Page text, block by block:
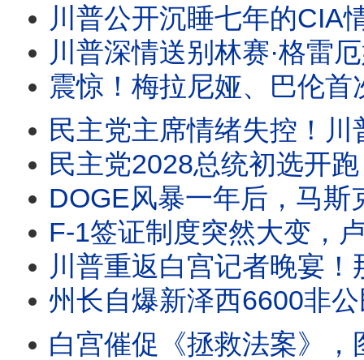
川普公开沉睡七年的CIA情报！福克斯追查联邦记录，竟拼出一幅惊
川普深情送别林赛·格雷厄姆！莱温斯基为何公开感谢他？一篇悼文引爆舆
震惊！梅拉尼娅、巴伦首次成伊朗暗S目标。川普与图恩公开交锋
民主党主席情绪失控！川普为何猛攻CNN记者？真正
民主党2028总统初选开跑？南卡取代爱荷华成第一站，哈里斯、纽森提前布
DOGE风暴一年后，马斯克首次谈那段经历。90分钟专访，他没有
F-1签证制度突然大变，卢比奥对留学生下逐客令？白宫副幕僚长米勒最
川普重返白宫记者晚宴！那篇三个月前中断的演讲，终于公开。为
州长自爆新泽西6600非公民投票案，司法部要求彻查。共和党
白宫催促《拯救法案》，图恩一句话把球踢回白宫。川普启动301关税